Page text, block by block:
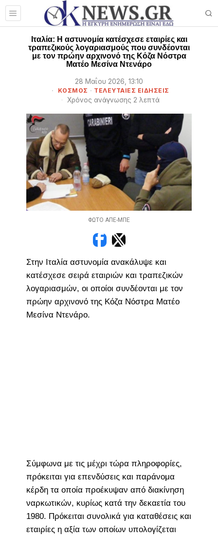
Ιταλία: H αστυνομία κατέσχεσε εταιρίες και
τραπεζικούς λογαριασμούς που συνδέονται
με τον πρώην αρχινονό της Κόζα Νόστρα
Ματέο Μεσίνα Ντενάρο
28 Μαΐου 2026, 13:10
ΚΟΣΜΟΣ · ΤΕΛΕΥΤΑΙΕΣ ΕΙΔΗΣΕΙΣ
Χρόνος ανάγνωσης 2 λεπτά
ΦΩΤΟ ΑΠΕ-ΜΠΕ
Στην Ιταλία αστυνομία ανακάλυψε και
κατέσχεσε σειρά εταιριών και τραπεζικών
λογαριασμών, οι οποίοι συνδέονται με τον
πρώην αρχινονό της Κόζα Νόστρα Ματέο
Μεσίνα Ντενάρο.
Σύμφωνα με τις μέχρι τώρα πληροφορίες,
πρόκειται για επενδύσεις και παράνομα
κέρδη τα οποία προέκυψαν από διακίνηση
ναρκωτικών, κυρίως κατά την δεκαετία του
1980. Πρόκειται συνολικά για καταθέσεις και
εταιρίες η αξία των οποίων υπολογίζεται